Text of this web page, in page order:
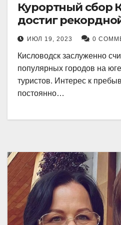
Курортный сбор
достиг
ИЮЛ 19, 2023 0
Кисловодск заслуженно
популярных городов на
туристов. Интерес к
постоянно…